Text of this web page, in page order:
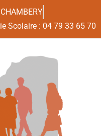
Scolaire : 04 79 33 65 70